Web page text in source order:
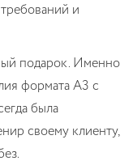
и
подарок. Именно
формата А3 с
была
своему клиенту,